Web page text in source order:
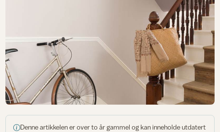
Denne artikkelen er over to år gammel og kan inneholde utdatert